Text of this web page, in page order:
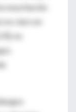
resucitación
es claro en
no